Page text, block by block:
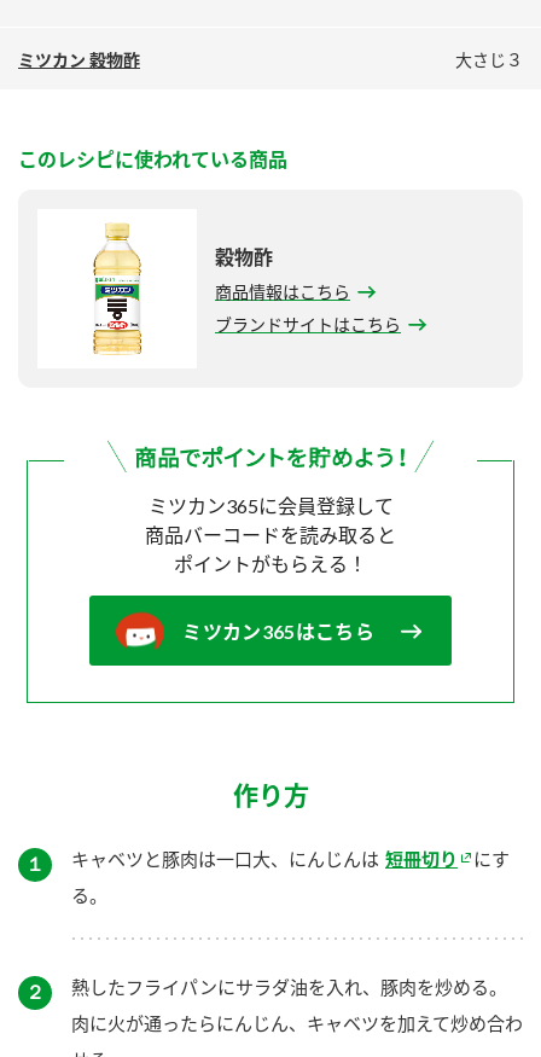
ミツカン 穀物酢 大さじ３
このレシピに使われている商品
穀物酢
商品情報はこちら
ブランドサイトはこちら
ミツカン365に会員登録して
商品バーコードを読み取ると
ポイントがもらえる！
ミツカン365はこちら
作り方
１ キャベツと豚肉は一口大、にんじんは 短冊切り
にす
る。
２
熱したフライパンにサラダ油を入れ、豚肉を炒める。
肉に火が通ったらにんじん、キャベツを加えて炒め合わ